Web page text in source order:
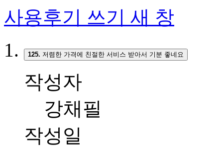
사용후기 쓰기 새 창
125. 저렴한 가격에 친절한 서비스 받아서 기분 좋네요
작성자
강채필
작성일